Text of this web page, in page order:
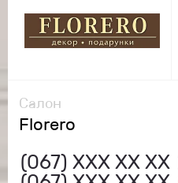
Салон
Florero
(067) ХХХ ХХ ХХ